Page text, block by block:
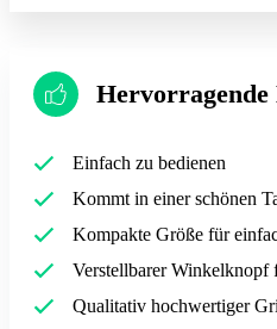
Hervorragende
Einfach zu bedienen
Kommt in einer schönen
Kompakte Größe für
Verstellbarer Winkelknopf
Qualitativ hochwertiger